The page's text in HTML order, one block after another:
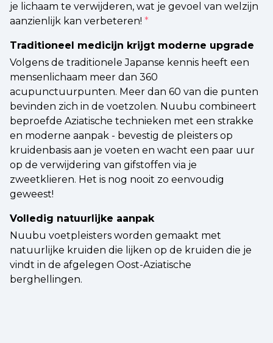
je lichaam te verwijderen, wat je gevoel van welzijn
aanzienlijk kan verbeteren! *
Traditioneel medicijn krijgt moderne upgrade
Volgens de traditionele Japanse kennis heeft een
mensenlichaam meer dan 360
acupunctuurpunten. Meer dan 60 van die punten
bevinden zich in de voetzolen. Nuubu combineert
beproefde Aziatische technieken met een strakke
en moderne aanpak - bevestig de pleisters op
kruidenbasis aan je voeten en wacht een paar uur
op de verwijdering van gifstoffen via je
zweetklieren. Het is nog nooit zo eenvoudig
geweest!
Volledig natuurlijke aanpak
Nuubu voetpleisters worden gemaakt met
natuurlijke kruiden die lijken op de kruiden die je
vindt in de afgelegen Oost-Aziatische
berghellingen.